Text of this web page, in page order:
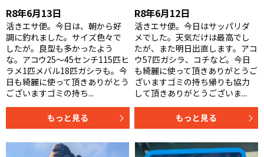
R8年6月13日
活きエサ便。今日は、朝から好
調に釣れました。サイズ色々で
したが。良型も多かったよう
な。アコウ25〜45センチ115匹ヒ
ラメ1匹メバル18匹ガシラも。今
日も綺麗に使って頂きありがとう
ございますゴミの持ち...
もっと見る
R8年6月12日
活きエサ便。今日はサッパリダ
メでした。天気だけは最高でし
たが、また明日出直します。アコ
ウ57匹ガシラ、コチなど。今日
も綺麗に使って頂きありがとうご
ざいますゴミの持ち帰りも協力
して頂きありがとうございま...
もっと見る